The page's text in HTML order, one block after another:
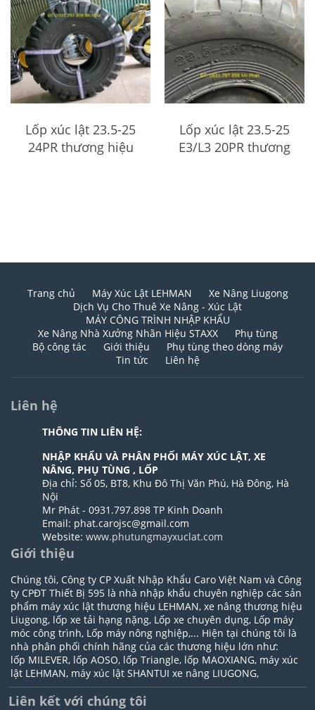
Lốp xúc lật 23.5-25
24PR thương hiệu
Lốp xúc lật 23.5-25
E3/L3 20PR thương
Trang chủ Máy Xúc Lật LEHMAN
Xe Nâng Liugong
Dịch Vụ Cho Thuê Xe Nâng - Xúc Lật
MÁY CÔNG TRÌNH NHẬP KHẨU
Xe Nâng Nhà Xưởng Nhãn Hiệu STAXX
Phụ tùng
Bộ công tác
Giới thiệu
Phụ tùng theo dòng máy
Tin tức
Liên hệ
Liên hệ
THÔNG TIN LIÊN HỆ:
NHẬP KHẨU VÀ PHÂN PHỐI MÁY XÚC LẬT, XE
NÂNG, PHỤ TÙNG , LỐP
Địa chỉ: Số 05, BT8, Khu Đô Thị Văn Phú, Hà Đông, Hà
Nội
Mr Phát - 0931.797.898 TP Kinh Doanh
Email: phat.carojsc@gmail.com
Website: www.phutungmayxuclat.com
Giới thiệu
Chúng tôi, Công ty CP Xuất Nhập Khẩu Caro Việt Nam và Công
ty CPĐT Thiết Bị 595 là nhà nhập khẩu chuyên nghiệp các sản
phẩm máy xúc lật thương hiệu LEHMAN, xe nâng thương hiệu
Liugong, lốp xe tải hạng nặng, Lốp xe chuyên dụng, Lốp máy
móc công trình, Lốp máy nông nghiệp,... Hiện tại chúng tôi là
nhà phân phối chính hãng của các thương hiệu lớn như:
lốp MILEVER, lốp AOSO, lốp Triangle, lốp MAOXIANG, máy xúc
lật LEHMAN, máy xúc lật SHANTUI xe nâng LIUGONG,
Liên kết với chúng tôi